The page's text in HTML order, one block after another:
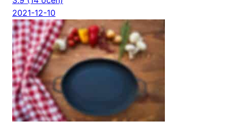
2021-12-10